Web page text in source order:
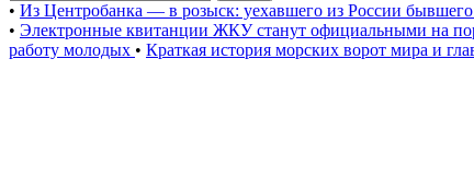
• Из Центробанка — в розыск: уехавшего из России
• Электронные квитанции ЖКУ станут официальными на
работу молодых • Краткая история морских ворот мира и